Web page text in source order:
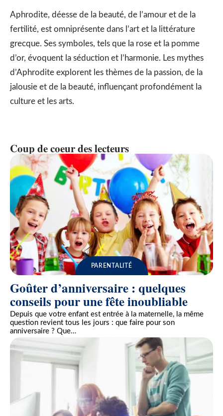
Aphrodite, déesse de la beauté, de l’amour et de la
fertilité, est omniprésente dans l’art et la littérature
grecque. Ses symboles, tels que la rose et la pomme
d’or, évoquent la séduction et l’harmonie. Les mythes
d’Aphrodite explorent les thèmes de la passion, de la
jalousie et de la beauté, influençant profondément la
culture et les arts.
Coup de coeur des lecteurs
PARENTALITÉ
Goûter d’anniversaire : quelques
conseils pour une fête inoubliable
Depuis que votre enfant est entrée à la maternelle, la même
question revient tous les jours : que faire pour son
anniversaire ? Que…